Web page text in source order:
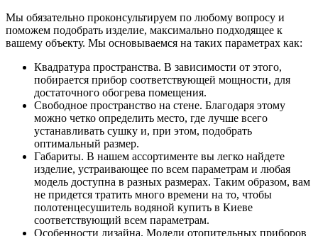
Мы обязательно проконсультируем по любому вопросу и
поможем подобрать изделие, максимально подходящее к
вашему объекту. Мы основываемся на таких параметрах как:
Квадратура пространства. В зависимости от этого,
побирается прибор соответствующей мощности, для
достаточного обогрева помещения.
Свободное пространство на стене. Благодаря этому
можно четко определить место, где лучше всего
устанавливать сушку и, при этом, подобрать
оптимальный размер.
Габариты. В нашем ассортименте вы легко найдете
изделие, устраивающее по всем параметрам и любая
модель доступна в разных размерах. Таким образом, вам
не придется тратить много времени на то, чтобы
полотенцесушитель водяной купить в Киеве
соответствующий всем параметрам.
Особенности дизайна. Модели отопительных приборов